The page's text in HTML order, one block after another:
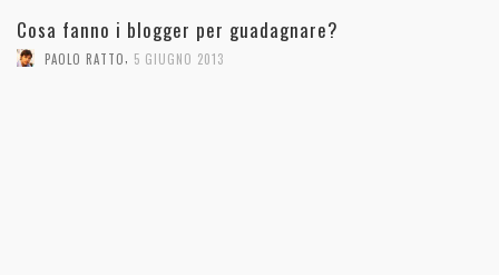
Cosa fanno i blogger per guadagnare?
PAOLO RATTO 5 GIUGNO 2013